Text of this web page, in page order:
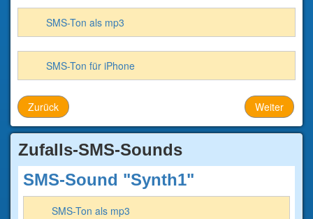
SMS-Ton als mp3
SMS-Ton für iPhone
Zurück Weiter
Zufalls-SMS-Sounds
SMS-Sound "Synth1"
SMS-Ton als mp3